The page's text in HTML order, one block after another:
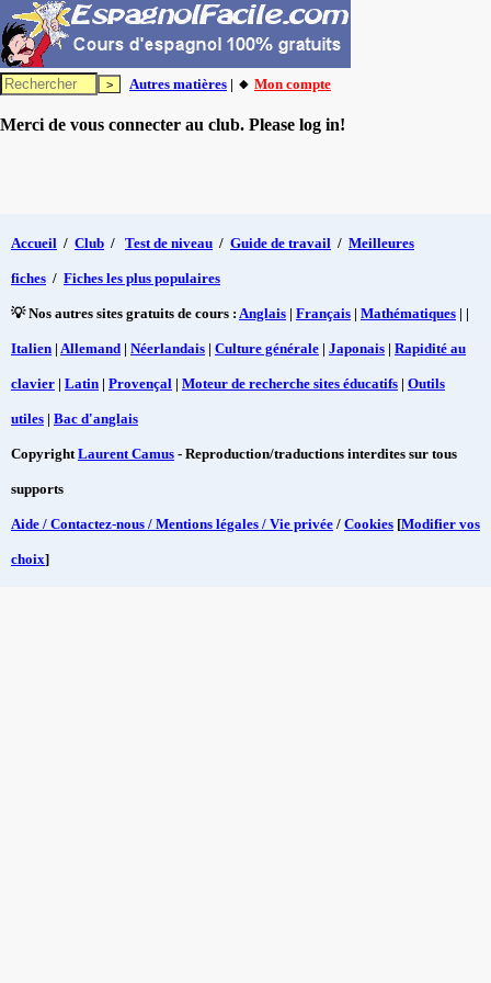
Autres matières | 🔸 Mon compte
Merci de vous connecter au club. Please log in!
Accueil / Club / Test de niveau / Guide de travail / Meilleures
fiches / Fiches les plus populaires
💡 Nos autres sites gratuits de cours : Anglais | Français | Mathématiques | |
Italien | Allemand | Néerlandais | Culture générale | Japonais | Rapidité au
clavier | Latin | Provençal | Moteur de recherche sites éducatifs | Outils
utiles | Bac d'anglais
CopyrightLaurent Camus - Reproduction/traductions interdites sur tous
supports
Aide / Contactez-nous / Mentions légales / Vie privée / Cookies [Modifier vos
choix]